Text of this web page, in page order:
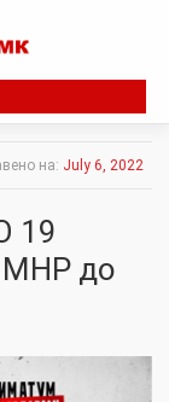
на: July 6, 2022
19
МНР до